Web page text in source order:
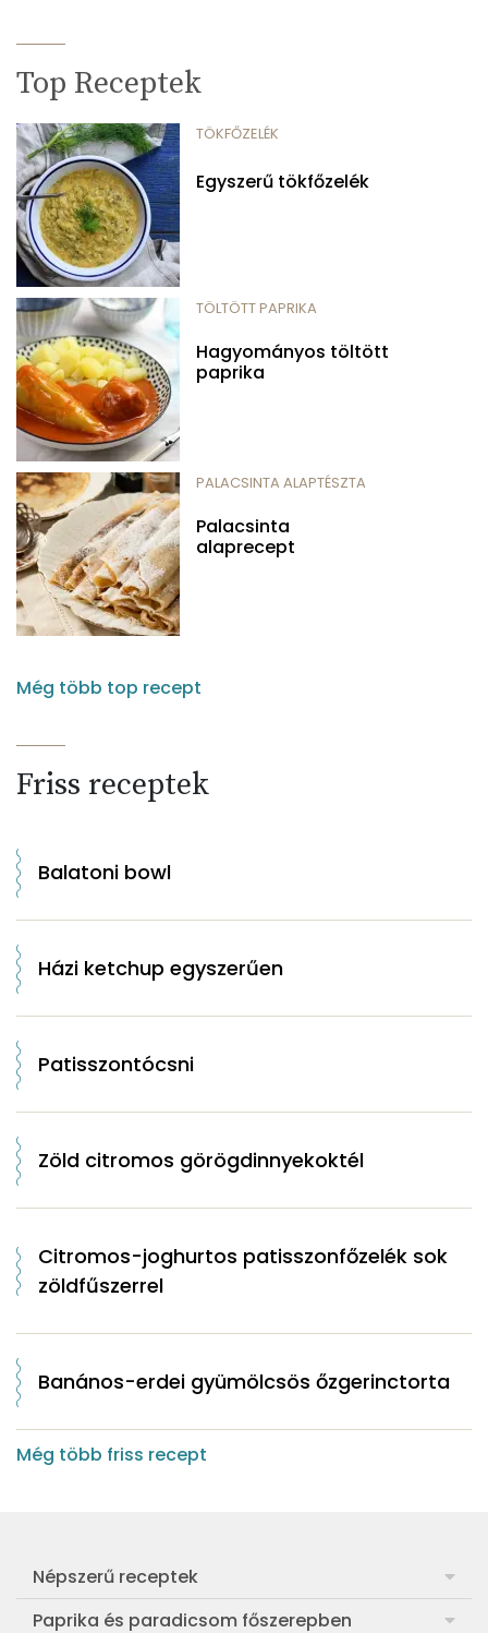
Top Receptek
TÖKFŐZELÉK
Egyszerű tökfőzelék
TÖLTÖTT PAPRIKA
Hagyományos töltött
paprika
PALACSINTA ALAPTÉSZTA
Palacsinta
alaprecept
Még több top recept
Friss receptek
Balatoni bowl
Házi ketchup egyszerűen
Patisszontócsni
Zöld citromos görögdinnyekoktél
Citromos-joghurtos patisszonfőzelék sok
zöldfűszerrel
Banános-erdei gyümölcsös őzgerinctorta
Még több friss recept
Népszerű receptek
Frankfurti leves
Paprika és paradicsom főszerepben